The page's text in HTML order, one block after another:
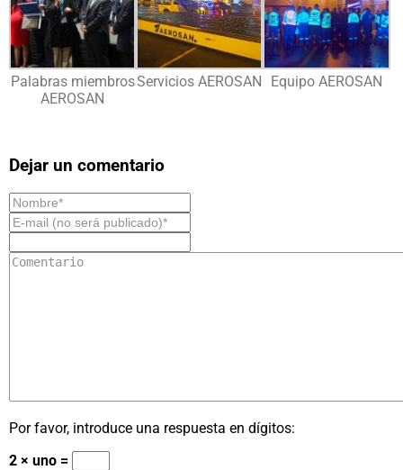
Palabras miembros
AEROSAN
Servicios AEROSAN Equipo AEROSAN
Dejar un comentario
Por favor, introduce una respuesta en dígitos:
2 × uno =